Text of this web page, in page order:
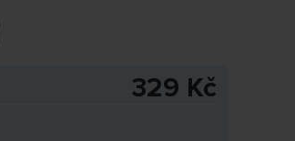
329 Kč